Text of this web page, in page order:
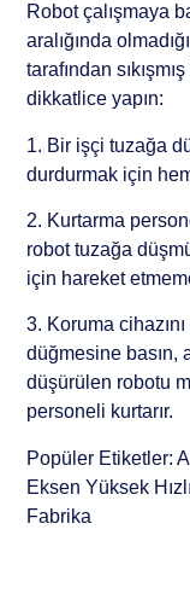
Robot çalışmaya
aralığında
tarafından
dikkatlice yapın:
1. Bir işçi tuzağa
durdurmak için
2. Kurtarma
robot tuzağa
için hareket
3. Koruma
düğmesine basın,
düşürülen robotu
personeli kurtarır.
Popüler Etiketler:
Eksen Yüksek
Fabrika